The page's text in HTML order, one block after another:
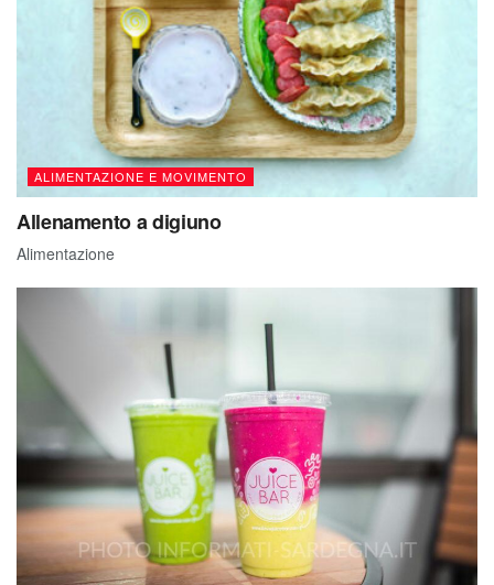
ALIMENTAZIONE E MOVIMENTO
Allenamento a digiuno
Alimentazione